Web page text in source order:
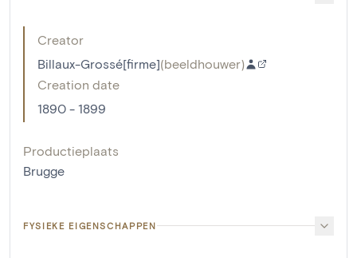
Creator
Billaux-Grossé[firme](beeldhouwer)
Creation date
1890 - 1899
Productieplaats
Brugge
FYSIEKE EIGENSCHAPPEN